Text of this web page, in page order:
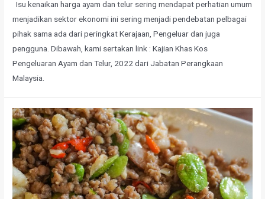
Isu kenaikan harga ayam dan telur sering mendapat perhatian umum
menjadikan sektor ekonomi ini sering menjadi pendebatan pelbagai
pihak sama ada dari peringkat Kerajaan, Pengeluar dan juga
pengguna. Dibawah, kami sertakan link : Kajian Khas Kos
Pengeluaran Ayam dan Telur, 2022 dari Jabatan Perangkaan
Malaysia.